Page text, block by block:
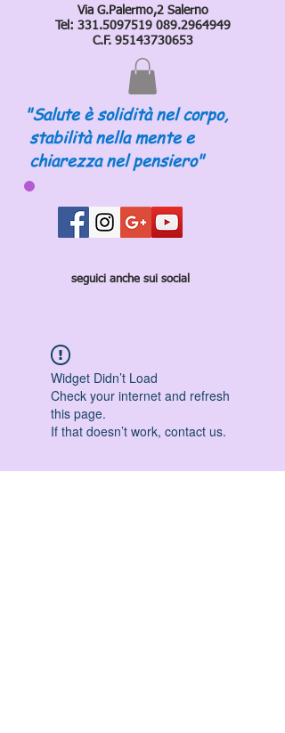
Via G.Palermo,2 Salerno
Tel: 331.5097519 089.2964949
C.F. 95143730653
"Salute è solidità nel corpo,
stabilità nella mente e
chiarezza nel pensiero"
seguici anche sui social
Widget Didn’t Load
Check your internet and refresh
this page.
If that doesn’t work, contact us.